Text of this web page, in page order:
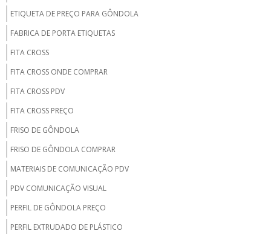
ETIQUETA DE PREÇO PARA GÔNDOLA
FABRICA DE PORTA ETIQUETAS
FITA CROSS
FITA CROSS ONDE COMPRAR
FITA CROSS PDV
FITA CROSS PREÇO
FRISO DE GÔNDOLA
FRISO DE GÔNDOLA COMPRAR
MATERIAIS DE COMUNICAÇÃO PDV
PDV COMUNICAÇÃO VISUAL
PERFIL DE GÔNDOLA PREÇO
PERFIL EXTRUDADO DE PLÁSTICO